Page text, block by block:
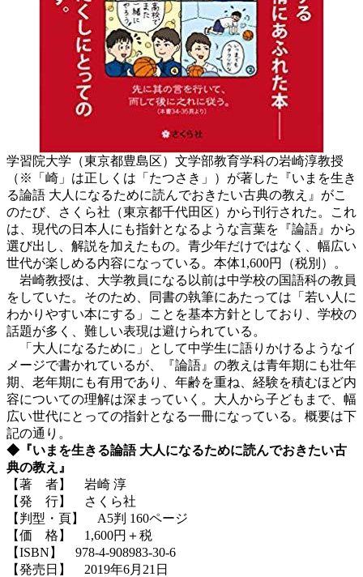
学習院大学（東京都豊島区）文学部教育学科の岩崎淳教授
（※「崎」は正しくは「たつさき」）が著した『いまを生き
る論語 大人になるために読んでおきたい古典の教え』がこ
のたび、さくら社（東京都千代田区）から刊行された。これ
は、現代の日本人にも指針となるような言葉を『論語』から
選び出し、解説を加えたもの。青少年だけではなく、幅広い
世代が楽しめる内容になっている。本体1,600円（税別）。
岩崎教授は、大学教員になる以前は中学校の国語科の教員
をしていた。そのため、同書の執筆にあたっては「若い人に
わかりやすい本にする」ことを基本方針としており、学校の
話題が多く、難しい表現は避けられている。
「大人になるために」として中学生に語りかけるようなイ
メージで書かれているが、『論語』の教えは青年期にも壮年
期、老年期にも有用であり、年齢を重ね、経験を積むほど内
容についての理解は深まっていく。大人から子どもまで、幅
広い世代にとっての指針となる一冊になっている。概要は下
記の通り。
◆『いまを生きる論語 大人になるために読んでおきたい古
典の教え』
【著 者】 岩崎 淳
【発 行】 さくら社
【判型・頁】 A5判 160ページ
【価 格】 1,600円＋税
【ISBN】 978-4-908983-30-6
【発売日】 2019年6月21日